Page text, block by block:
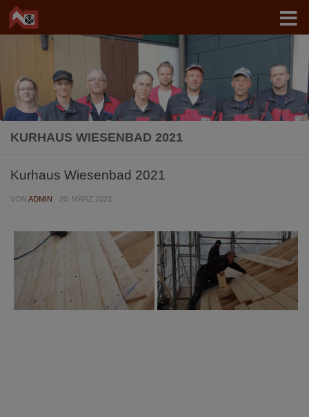
Zum Inhalt springen
KURHAUS WIESENBAD 2021
Kurhaus Wiesenbad 2021
VON ADMIN · 20. MÄRZ 2023